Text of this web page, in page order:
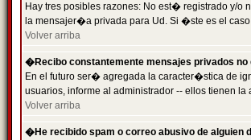
Hay tres posibles razones: No est� registrado y/o
la mensajer�a privada para Ud. Si �ste es el
Volver arriba
�Recibo constantemente mensajes privados no
En el futuro ser� agregada la caracter�stica de
usuarios, informe al administrador -- ellos tienen
Volver arriba
�He recibido spam o correo abusivo de alguien